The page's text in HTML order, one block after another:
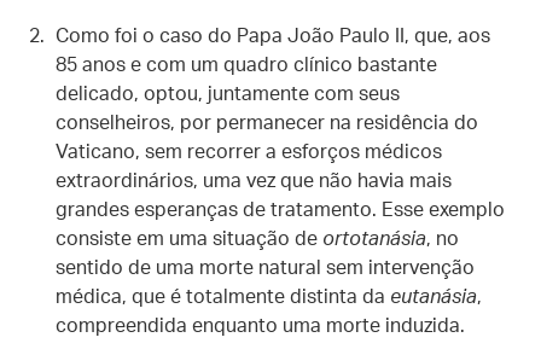
Como foi o caso do Papa João Paulo II, que, aos
85 anos e com um quadro clínico bastante
delicado, optou, juntamente com seus
conselheiros, por permanecer na residência do
Vaticano, sem recorrer a esforços médicos
extraordinários, uma vez que não havia mais
grandes esperanças de tratamento. Esse exemplo
consiste em uma situação de ortotanásia, no
sentido de uma morte natural sem intervenção
médica, que é totalmente distinta da eutanásia,
compreendida enquanto uma morte induzida.